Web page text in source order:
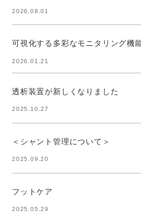
2026.08.01
可視化する多彩なモニタリング機
2026.01.21
透析装置が新しくなりました
2025.10.27
＜シャント管理について＞
2025.09.20
フットケア
2025.05.29